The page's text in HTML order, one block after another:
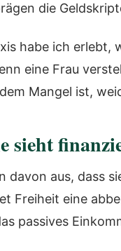
die
habe ich erlebt,
eine Frau
Mangel ist,
sieht
davon aus, dass
Freiheit eine
passives